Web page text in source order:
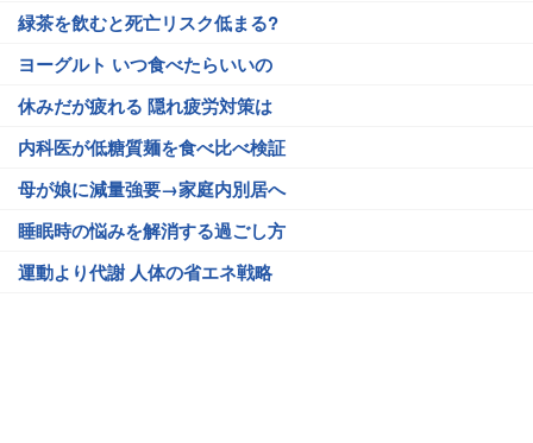
緑茶を飲むと死亡リスク低まる?
ヨーグルト いつ食べたらいいの
休みだが疲れる 隠れ疲労対策は
内科医が低糖質麺を食べ比べ検証
母が娘に減量強要→家庭内別居へ
睡眠時の悩みを解消する過ごし方
運動より代謝 人体の省エネ戦略